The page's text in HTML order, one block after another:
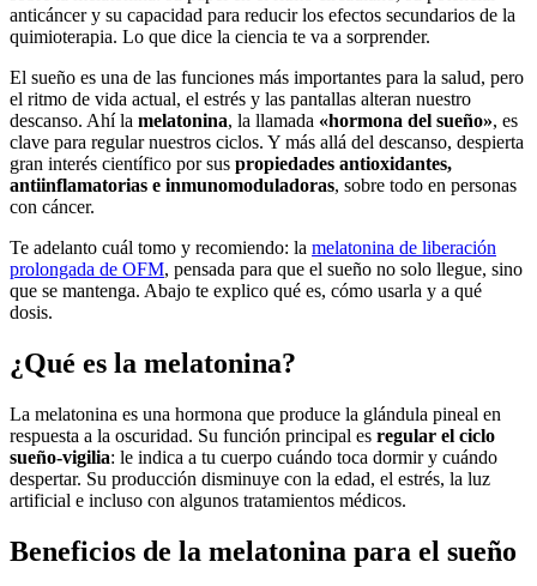
anticáncer y su capacidad para reducir los efectos secundarios de la
quimioterapia. Lo que dice la ciencia te va a sorprender.
El sueño es una de las funciones más importantes para la salud, pero
el ritmo de vida actual, el estrés y las pantallas alteran nuestro
descanso. Ahí la melatonina, la llamada «hormona del sueño», es
clave para regular nuestros ciclos. Y más allá del descanso, despierta
gran interés científico por sus propiedades antioxidantes,
antiinflamatorias e inmunomoduladoras, sobre todo en personas
con cáncer.
Te adelanto cuál tomo y recomiendo: la melatonina de liberación
prolongada de OFM, pensada para que el sueño no solo llegue, sino
que se mantenga. Abajo te explico qué es, cómo usarla y a qué
dosis.
¿Qué es la melatonina?
La melatonina es una hormona que produce la glándula pineal en
respuesta a la oscuridad. Su función principal es regular el ciclo
sueño-vigilia: le indica a tu cuerpo cuándo toca dormir y cuándo
despertar. Su producción disminuye con la edad, el estrés, la luz
artificial e incluso con algunos tratamientos médicos.
Beneficios de la melatonina para el sueño